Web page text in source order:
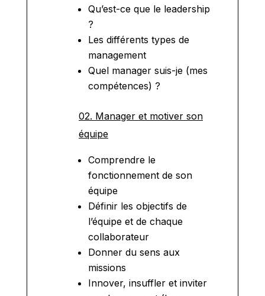
Qu’est-ce que le leadership
?
Les différents types de
management
Quel manager suis-je (mes
compétences) ?
02. Manager et motiver son
équipe
Comprendre le
fonctionnement de son
équipe
Définir les objectifs de
l’équipe et de chaque
collaborateur
Donner du sens aux
missions
Innover, insuffler et inviter